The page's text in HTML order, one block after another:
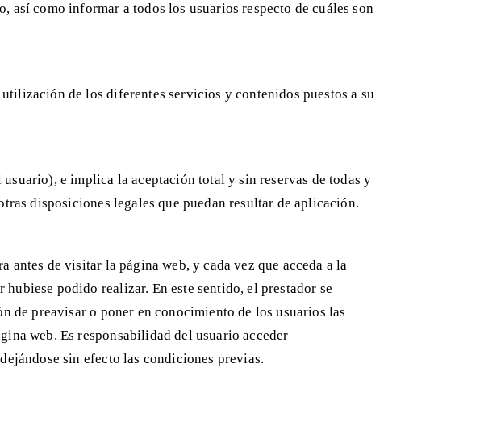
como informar a todos los usuarios respecto de cuáles son
de los diferentes servicios y contenidos puestos a su
e implica la aceptación total y sin reservas de todas y
disposiciones legales que puedan resultar de aplicación.
antes de visitar la página web, y cada vez que acceda a la
podido realizar. En este sentido, el prestador se
de preavisar o poner en conocimiento de los usuarios las
web. Es responsabilidad del usuario acceder
sin efecto las condiciones previas.